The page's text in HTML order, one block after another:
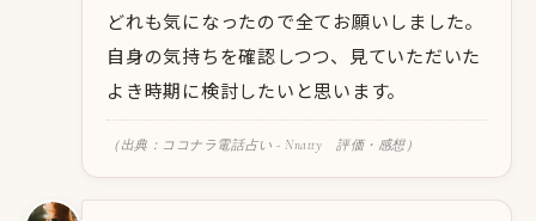
どれも気になったので全てお願いしました。
自身の気持ちを確認しつつ、見ていただいた
よき時期に検討したいと思います。
（出典：ココナラ電話占い - Nnatty 評価・感想）